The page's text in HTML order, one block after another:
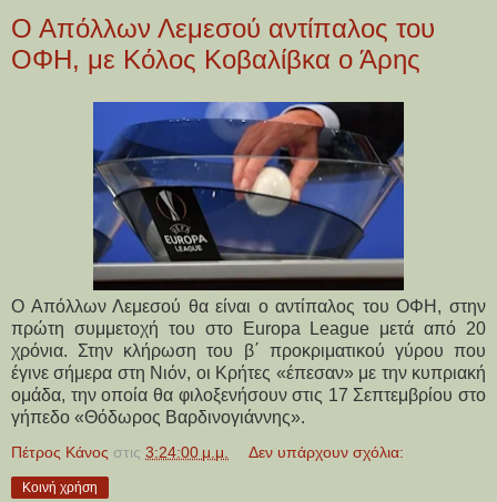
Ο Απόλλων Λεμεσού αντίπαλος του
ΟΦΗ, με Κόλος Κοβαλίβκα ο Άρης
Ο Απόλλων Λεμεσού θα είναι ο αντίπαλος του ΟΦΗ, στην
πρώτη συμμετοχή του στο Europa League μετά από 20
χρόνια. Στην κλήρωση του β΄ προκριματικού γύρου που
έγινε σήμερα στη Νιόν, οι Κρήτες «έπεσαν» με την κυπριακή
ομάδα, την οποία θα φιλοξενήσουν στις 17 Σεπτεμβρίου στο
γήπεδο «Θόδωρος Βαρδινογιάννης».
Πέτρος Κάνος στις 3:24:00 μ.μ. Δεν υπάρχουν σχόλια:
Κοινή χρήση